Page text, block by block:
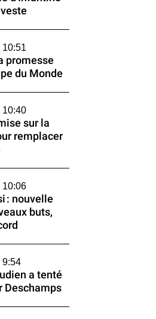
promesse
du Monde
10:40
sur la
remplacer
10:06
: nouvelle
buts,
9:54
a tenté
Deschamps